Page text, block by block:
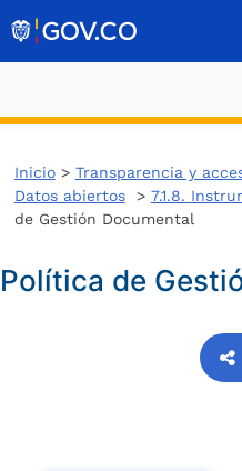
Inicio> Transparencia y
Datos abiertos> 7.1.8.
de Gestión Documental
Política de